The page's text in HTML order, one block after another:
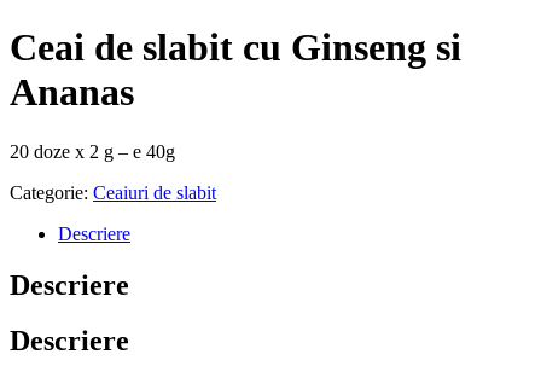
Ceai de slabit cu Ginseng si
Ananas
20 doze x 2 g – e 40g
Categorie: Ceaiuri de slabit
Descriere
Descriere
Descriere